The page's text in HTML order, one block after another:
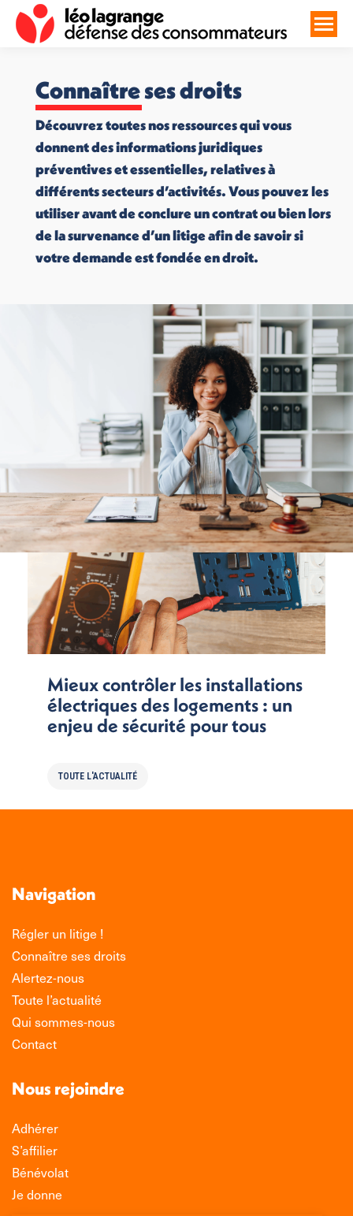
Connaître ses droits
Découvrez toutes nos ressources qui vous
donnent des informations juridiques
préventives et essentielles, relatives à
différents secteurs d’activités. Vous pouvez les
utiliser avant de conclure un contrat ou bien lors
de la survenance d’un litige afin de savoir si
votre demande est fondée en droit.
Mieux contrôler les installations
électriques des logements : un
enjeu de sécurité pour tous
TOUTE L'ACTUALITÉ
Navigation
Régler un litige !
Connaître ses droits
Alertez-nous
Toute l’actualité
Qui sommes-nous
Contact
Nous rejoindre
Adhérer
S’affilier
Bénévolat
Je donne